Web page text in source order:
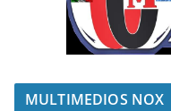
MULTIMEDIOS NOX